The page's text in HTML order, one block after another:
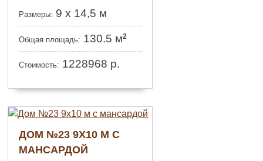
Размеры: 9 х 14,5 м
Общая площадь: 130.5 м2
Стоимость: 1228968 р.
ДОМ №23 9Х10 М С
МАНСАРДОЙ